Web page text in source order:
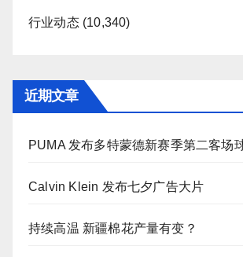
行业动态(10,340)
近期文章
PUMA 发布多特蒙德新赛季第二客场
Calvin Klein 发布七夕广告大片
持续高温 新疆棉花产量有变？